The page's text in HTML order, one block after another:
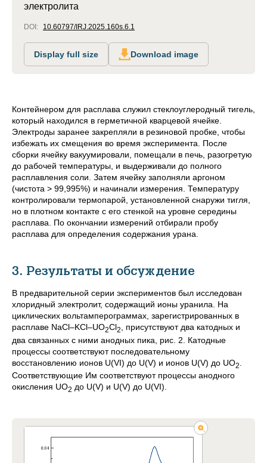
электролита
DOI: 10.60797/IRJ.2025.160s.6.1
Display full size Download image
Контейнером для расплава служил стеклоуглеродный тигель,
который находился в герметичной кварцевой ячейке.
Электроды заранее закрепляли в резиновой пробке, чтобы
избежать их смещения во время эксперимента. После
сборки ячейку вакуумировали, помещали в печь, разогретую
до рабочей температуры, и выдерживали до полного
расплавления соли. Затем ячейку заполняли аргоном
(чистота > 99,995%) и начинали измерения. Температуру
контролировали термопарой, установленной снаружи тигля,
но в плотном контакте с его стенкой на уровне середины
расплава. По окончании измерений отбирали пробу
расплава для определения содержания урана.
3. Результаты и обсуждение
В предварительной серии экспериментов был исследован
хлоридный электролит, содержащий ионы уранила. На
циклических вольтамперограммах, зарегистрированных в
расплаве NaCl–KCl–UO2Cl2
, присутствуют два катодных и
два связанных с ними анодных пика, рис. 2. Катодные
процессы соответствуют последовательному
восстановлению ионов U(VI) до U(V) и ионов U(V) до UО2
Соответствующие Им соответствуют процессы анодного
окисления UО2 до U(V) и U(V) до U(VI).